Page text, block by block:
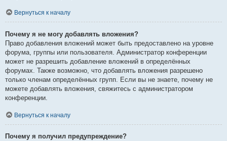
Вернуться к началу
Почему я не могу добавлять вложения?
Право добавления вложений может быть предоставлено на уровне
форума, группы или пользователя. Администратор конференции
может не разрешить добавление вложений в определённых
форумах. Также возможно, что добавлять вложения разрешено
только членам определённых групп. Если вы не знаете, почему не
можете добавлять вложения, свяжитесь с администратором
конференции.
Вернуться к началу
Почему я получил предупреждение?